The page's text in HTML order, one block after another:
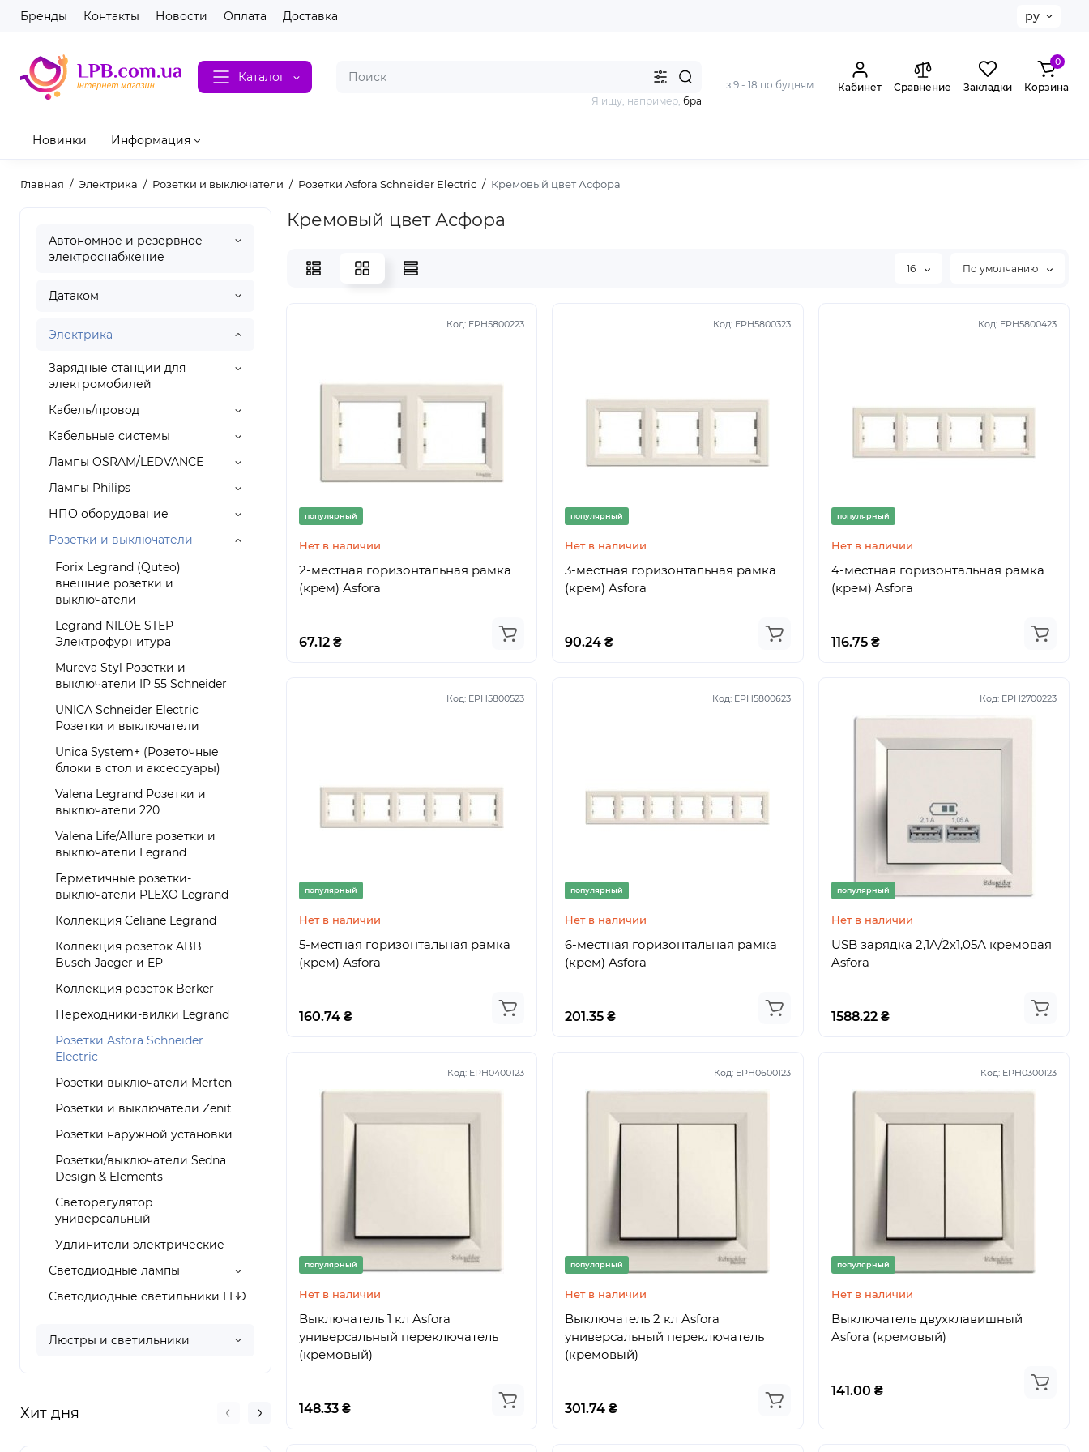
Бренды Контакты Новости Оплата Доставка ру
Каталог
з 9 - 18 по будням
Я ищу, например, бра
Кабинет Сравнение Закладки
0
Корзина
Новинки Информация
Главная Электрика Розетки и выключатели Розетки Asfora Schneider Electric Кремовый цвет Асфора
Автономное и резервное
электроснабжение
Датаком
Электрика
Зарядные станции для
электромобилей
Кабель/провод
Кабельные системы
Лампы OSRAM/LEDVANCE
Лампы Philips
НПО оборудование
Розетки и выключатели
Forix Legrand (Quteo)
внешние розетки и
выключатели
Legrand NILOE STEP
Электрофурнитура
Mureva Styl Розетки и
выключатели IP 55 Schneider
UNICA Schneider Electric
Розетки и выключатели
Unica System+ (Розеточные
блоки в стол и аксессуары)
Valena Legrand Розетки и
выключатели 220
Valena Life/Allure розетки и
выключатели Legrand
Герметичные розетки-
выключатели PLEXO Legrand
Коллекция Celiane Legrand
Коллекция розеток ABB
Busch-Jaeger и EP
Коллекция розеток Berker
Переходники-вилки Legrand
Розетки Asfora Schneider
Electric
Розетки выключатели Merten
Розетки и выключатели Zenit
Розетки наружной установки
Розетки/выключатели Sedna
Design & Elements
Светорегулятор
универсальный
Удлинители электрические
Светодиодные лампы
Светодиодные светильники LED
Люстры и светильники
Хит дня
Кремовый цвет Асфора
16 По умолчанию
Код: EPH5800223
популярный
Нет в наличии
2-местная горизонтальная рамка
(крем) Asfora
67.12 ₴
Код: EPH5800323
популярный
Нет в наличии
3-местная горизонтальная рамка
(крем) Asfora
90.24 ₴
Код: EPH5800423
популярный
Нет в наличии
4-местная горизонтальная рамка
(крем) Asfora
116.75 ₴
Код: EPH5800523
популярный
Нет в наличии
5-местная горизонтальная рамка
(крем) Asfora
160.74 ₴
Код: EPH5800623
популярный
Нет в наличии
6-местная горизонтальная рамка
(крем) Asfora
201.35 ₴
Код: EPH2700223
популярный
Нет в наличии
USB зарядка 2,1А/2х1,05А кремовая
Asfora
1588.22 ₴
Код: EPH0400123
популярный
Нет в наличии
Выключатель 1 кл Asfora
универсальный переключатель
(кремовый)
148.33 ₴
Код: EPH0600123
популярный
Нет в наличии
Выключатель 2 кл Asfora
универсальный переключатель
(кремовый)
301.74 ₴
Код: EPH0300123
популярный
Нет в наличии
Выключатель двухклавишный
Asfora (кремовый)
141.00 ₴